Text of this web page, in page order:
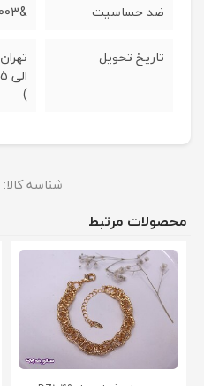
ضد حساسیت &#10003;
تاریخ تحویل
)
شناسه کالا:
محصولات مرتبط